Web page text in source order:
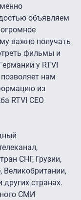
объявляем
важно получать
фильмы и
у RTVI
нам
из
RTVI CEO
СНГ, Грузии,
Великобритании,
странах.
СМИ